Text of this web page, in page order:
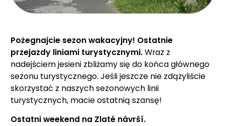
Pożegnajcie sezon wakacyjny! Ostatnie
przejazdy liniami turystycznymi.Wraz z
nadejściem jesieni zbliżamy się do końca głównego
sezonu turystycznego. Jeśli jeszcze nie zdążyliście
skorzystać z naszych sezonowych linii
turystycznych, macie ostatnią szansę!
Ostatni weekend na Zlaté návrší.